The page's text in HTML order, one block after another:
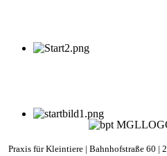
Praxis für Kleintiere | Bahnhofstraße60 |